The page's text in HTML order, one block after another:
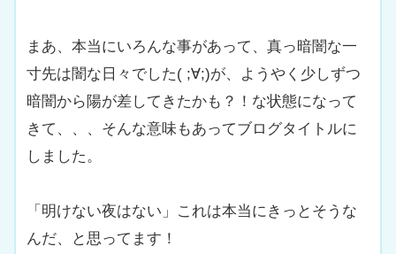
まあ、本当にいろんな事があって、真っ暗闇な一
寸先は闇な日々でした( ;∀;)が、ようやく少しずつ
暗闇から陽が差してきたかも？！な状態になって
きて、、、そんな意味もあってブログタイトルに
しました。
「明けない夜はない」これは本当にきっとそうな
んだ、と思ってます！